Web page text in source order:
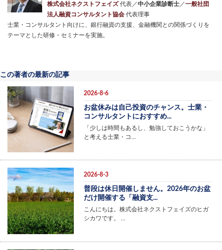
株式会社ネクストフェイズ代表／中小企業診断士 ／一般社団
法人融資コンサルタント協会 代表理事
士業・コンサルタント向けに、銀行融資の支援、金融機関との関係づくりを
テーマとした研修・セミナーを実施。
この著者の最新の記事
2026-8-6
お盆休みは自己投資のチャンス。士業・
コンサルタントにおすすめ...
「少しは時間もあるし、勉強しておこうかな」
と考える士業・コ…
2026-8-3
普段は休日開催しません。2026年のお盆
だけ開催する「融資支...
こんにちは。株式会社ネクストフェイズのヒガ
シカワです。 …